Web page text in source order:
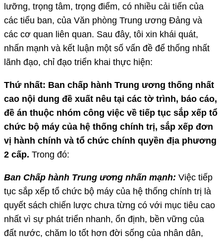
lưỡng, trọng tâm, trọng điểm, có nhiều cải tiến của
các tiểu ban, của Văn phòng Trung ương Đảng và
các cơ quan liên quan. Sau đây, tôi xin khái quát,
nhấn mạnh và kết luận một số vấn đề để thống nhất
lãnh đạo, chỉ đạo triển khai thực hiện:
Thứ nhất: Ban chấp hành Trung ương thống nhất
cao nội dung đề xuất nêu tại các tờ trình, báo cáo,
đề án thuộc nhóm công việc về tiếp tục sắp xếp tổ
chức bộ máy của hệ thống chính trị, sắp xếp đơn
vị hành chính và tổ chức chính quyền địa phương
2 cấp. Trong đó:
Ban Chấp hành Trung ương nhấn mạnh: Việc tiếp
tục sắp xếp tổ chức bộ máy của hệ thống chính trị là
quyết sách chiến lược chưa từng có với mục tiêu cao
nhất vì sự phát triển nhanh, ổn định, bền vững của
đất nước, chăm lo tốt hơn đời sống của nhân dân,